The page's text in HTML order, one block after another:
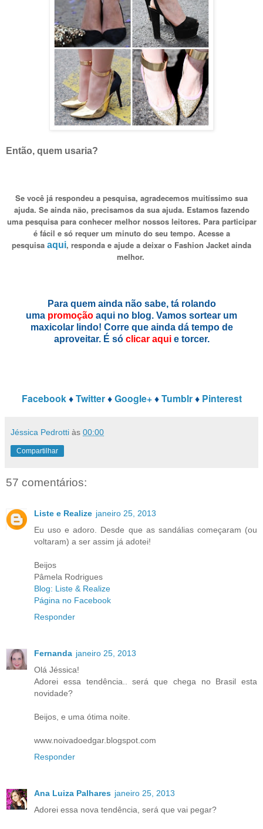
Então, quem usaria?
Se você já respondeu a pesquisa, agradecemos muitíssimo sua
ajuda. Se ainda não, precisamos da sua ajuda. Estamos fazendo
uma pesquisa para conhecer melhor nossos leitores. Para participar
é fácil e só requer um minuto do seu tempo. Acesse a
pesquisa aqui, responda e ajude a deixar o Fashion Jacket ainda
melhor.
Para quem ainda não sabe, tá rolando
uma promoção aqui no blog. Vamos sortear um
maxicolar lindo! Corre que ainda dá tempo de
aproveitar. É só clicar aquie torcer.
Facebook♦Twitter♦Google+♦Tumblr♦ Pinterest
Jéssica Pedrotti às 00:00
Compartilhar
57 comentários:
Liste e Realize janeiro 25, 2013
Eu uso e adoro. Desde que as sandálias começaram (ou
voltaram) a ser assim já adotei!
Beijos
Pâmela Rodrigues
Blog: Liste & Realize
Página no Facebook
Responder
Fernanda janeiro 25, 2013
Olá Jéssica!
Adorei essa tendência.. será que chega no Brasil esta
novidade?
Beijos, e uma ótima noite.
www.noivadoedgar.blogspot.com
Responder
Ana Luiza Palhares janeiro 25, 2013
Adorei essa nova tendência, será que vai pegar?